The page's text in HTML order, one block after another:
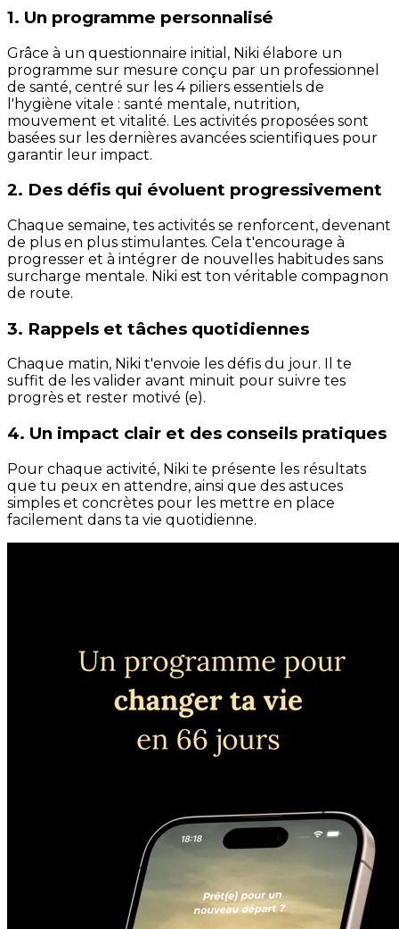
1. Un programme personnalisé
Grâce à un questionnaire initial, Niki élabore un
programme sur mesure conçu par un professionnel
de santé, centré sur les 4 piliers essentiels de
l'hygiène vitale : santé mentale, nutrition,
mouvement et vitalité. Les activités proposées sont
basées sur les dernières avancées scientifiques pour
garantir leur impact.
2. Des défis qui évoluent progressivement
Chaque semaine, tes activités se renforcent, devenant
de plus en plus stimulantes. Cela t'encourage à
progresser et à intégrer de nouvelles habitudes sans
surcharge mentale. Niki est ton véritable compagnon
de route.
3. Rappels et tâches quotidiennes
Chaque matin, Niki t'envoie les défis du jour. Il te
suffit de les valider avant minuit pour suivre tes
progrès et rester motivé (e).
4. Un impact clair et des conseils pratiques
Pour chaque activité, Niki te présente les résultats
que tu peux en attendre, ainsi que des astuces
simples et concrètes pour les mettre en place
facilement dans ta vie quotidienne.